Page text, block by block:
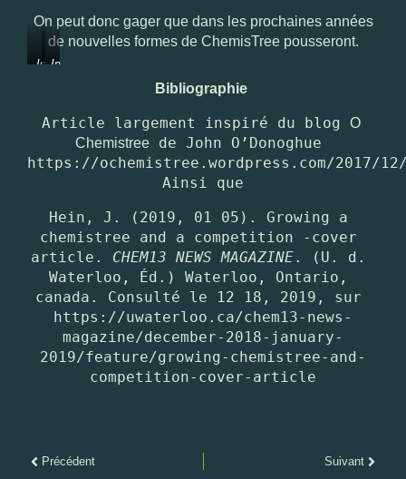
France)
On peut donc gager que dans les prochaines années
de nouvelles formes de ChemisTree pousseront.
Image
Chemistree
laboratoire
Amber
(Irelande)
Image
de
l’université
de
Grandfield
Bibliographie
Article largement inspiré du blog O
Chemistree de John O’Donoghue
https://ochemistree.wordpress.com/2017/
Ainsi que
Hein, J. (2019, 01 05). Growing a
chemistree and a competition -cover
article. CHEM13 NEWS MAGAZINE. (U. d.
Waterloo, Éd.) Waterloo, Ontario,
canada. Consulté le 12 18, 2019, sur
https://uwaterloo.ca/chem13-news-
magazine/december-2018-january-
2019/feature/growing-chemistree-and-
competition-cover-article
Précédent Suivant